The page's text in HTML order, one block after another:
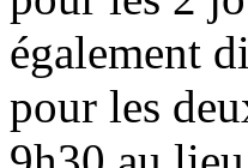
également
pour les